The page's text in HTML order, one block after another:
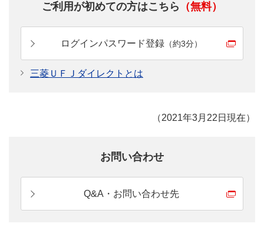
ご利用が初めての方はこちら （無料）
ログインパスワード登録（約3分）
三菱ＵＦＪダイレクトとは
（2021年3月22日現在）
お問い合わせ
Q&A・お問い合わせ先